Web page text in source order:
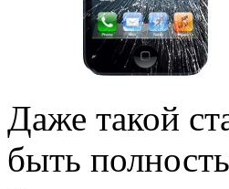
Даже такой
быть